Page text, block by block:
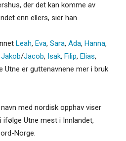
der det kan komme av
enn ellers, sier han.
Leah, Eva, Sara, Ada, Hanna,
Jakob/Jacob, Isak, Filip, Elias,
Utne er guttenavnene mer i bruk
med nordisk opphav viser
ifølge Utne mest i Innlandet,
Norge.